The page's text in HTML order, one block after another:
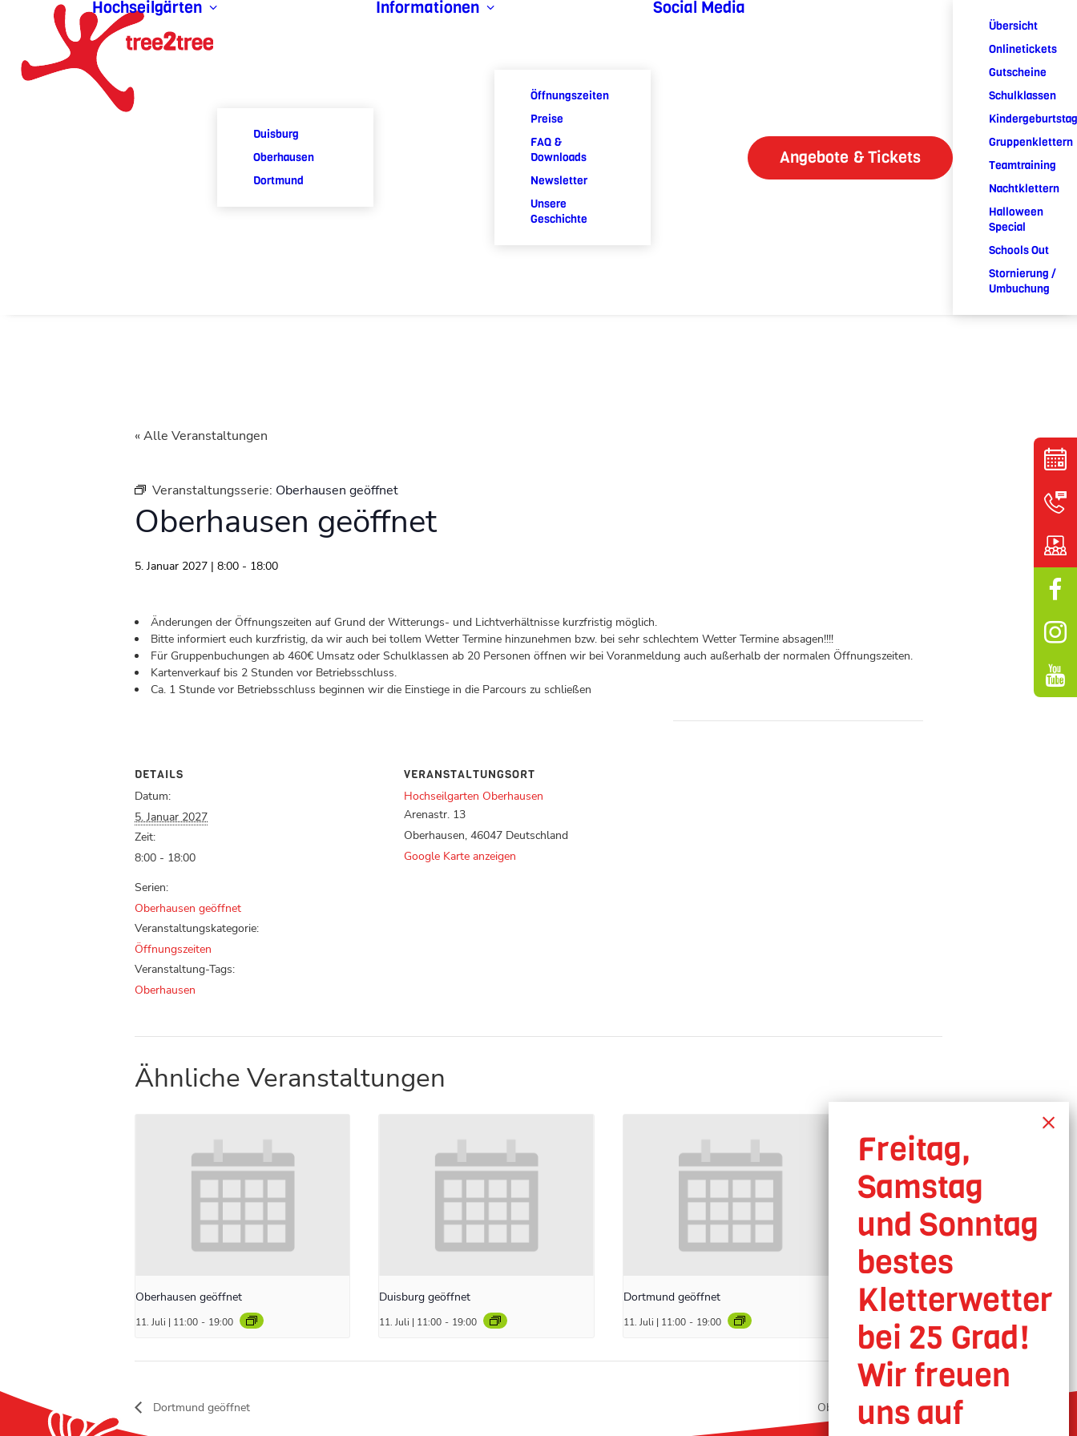
Hochseilgärten
Duisburg
Oberhausen
Dortmund
Informationen
Öffnungszeiten
Preise
FAQ &
Downloads
Newsletter
Unsere
Geschichte
Social Media
Angebote & Tickets
Übersicht
Onlinetickets
Gutscheine
Schulklassen
Kindergeburtstag
Gruppenklettern
Teamtraining
Nachtklettern
Halloween
Special
Schools Out
Stornierung /
Umbuchung
« Alle Veranstaltungen
Veranstaltungsserie: Oberhausen geöffnet
Oberhausen geöffnet
5. Januar 2027 | 8:00 - 18:00
Änderungen der Öffnungszeiten auf Grund der Witterungs- und Lichtverhältnisse kurzfristig möglich.
Bitte informiert euch kurzfristig, da wir auch bei tollem Wetter Termine hinzunehmen bzw. bei sehr schlechtem Wetter Termine absagen!!!!
Für Gruppenbuchungen ab 460€ Umsatz oder Schulklassen ab 20 Personen öffnen wir bei Voranmeldung auch außerhalb der normalen Öffnungszeiten.
Kartenverkauf bis 2 Stunden vor Betriebsschluss.
Ca. 1 Stunde vor Betriebsschluss beginnen wir die Einstiege in die Parcours zu schließen
DETAILS
Datum:
5. Januar 2027
Zeit:
8:00 - 18:00
Serien:
Oberhausen geöffnet
Veranstaltungskategorie:
Öffnungszeiten
Veranstaltung-Tags:
Oberhausen
VERANSTALTUNGSORT
Hochseilgarten Oberhausen
Arenastr. 13
Oberhausen, 46047 Deutschland
Google Karte anzeigen
Ähnliche Veranstaltungen
Oberhausen geöffnet
11. Juli | 11:00 - 19:00
Duisburg geöffnet
11. Juli | 11:00 - 19:00
Dortmund geöffnet
11. Juli | 11:00 - 19:00
Dortmund geöffnet Oberhausen geöffnet